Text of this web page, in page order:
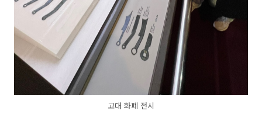
고대 화폐 전시